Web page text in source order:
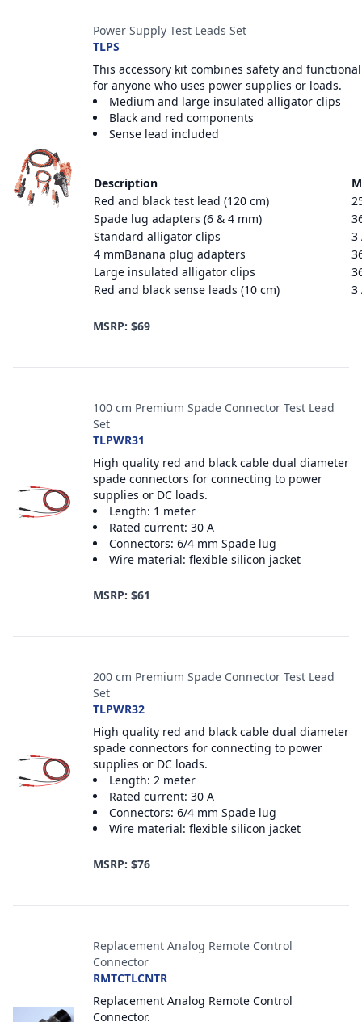
Power Supply Test Leads Set
TLPS
This accessory kit combines safety and
for anyone who uses power supplies or loads.
Medium and large insulated alligator clips
Black and red components
Sense lead included
Description
Red and black test lead (120 cm)
Spade lug adapters (6 & 4 mm)
Standard alligator clips
3
4 mmBanana plug adapters
Large insulated alligator clips
Red and black sense leads (10 cm)
3
MSRP: $69
100 cm Premium Spade Connector Test Lead
Set
TLPWR31
High quality red and black cable dual diameter
spade connectors for connecting to power
supplies or DC loads.
Length: 1 meter
Rated current: 30 A
Connectors: 6/4 mm Spade lug
Wire material: flexible silicon jacket
MSRP: $61
200 cm Premium Spade Connector Test Lead
Set
TLPWR32
High quality red and black cable dual diameter
spade connectors for connecting to power
supplies or DC loads.
Length: 2 meter
Rated current: 30 A
Connectors: 6/4 mm Spade lug
Wire material: flexible silicon jacket
MSRP: $76
Replacement Analog Remote Control
Connector
RMTCTLCNTR
Replacement Analog Remote Control
Connector.